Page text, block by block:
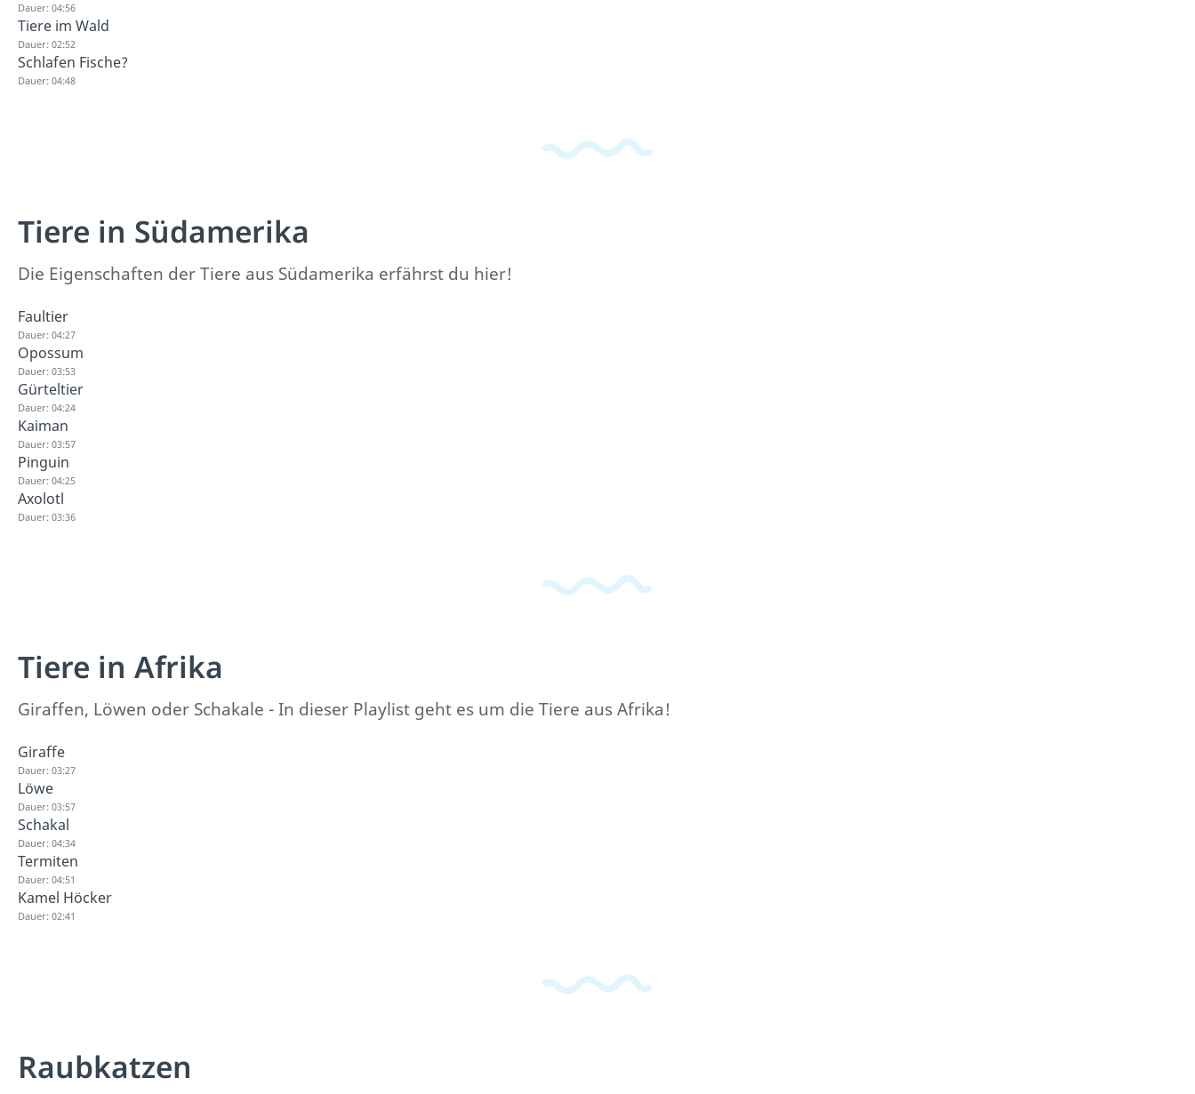
Dauer: 04:56
Tiere im Wald
Dauer: 02:52
Schlafen Fische?
Dauer: 04:48
Tiere in Südamerika
Die Eigenschaften der Tiere aus Südamerika erfährst du hier!
Faultier
Dauer: 04:27
Opossum
Dauer: 03:53
Gürteltier
Dauer: 04:24
Kaiman
Dauer: 03:57
Pinguin
Dauer: 04:25
Axolotl
Dauer: 03:36
Tiere in Afrika
Giraffen, Löwen oder Schakale - In dieser Playlist geht es um die Tiere aus Afrika!
Giraffe
Dauer: 03:27
Löwe
Dauer: 03:57
Schakal
Dauer: 04:34
Termiten
Dauer: 04:51
Kamel Höcker
Dauer: 02:41
Raubkatzen